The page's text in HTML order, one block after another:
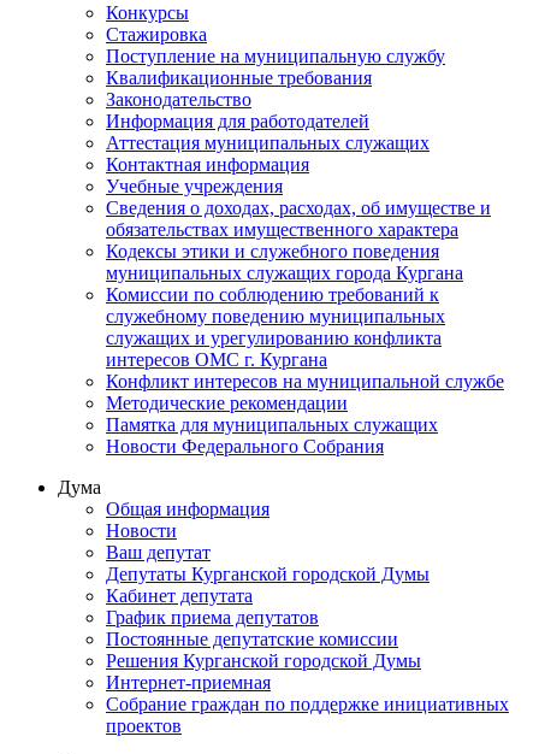
Конкурсы
Стажировка
Поступление на муниципальную службу
Квалификационные требования
Законодательство
Информация для работодателей
Аттестация муниципальных служащих
Контактная информация
Учебные учреждения
Сведения о доходах, расходах, об имуществе и
обязательствах имущественного характера
Кодексы этики и служебного поведения
муниципальных служащих города Кургана
Комиссии по соблюдению требований к
служебному поведению муниципальных
служащих и урегулированию конфликта
интересов ОМС г. Кургана
Конфликт интересов на муниципальной службе
Методические рекомендации
Памятка для муниципальных служащих
Новости Федерального Cобрания
Дума
Общая информация
Новости
Ваш депутат
Депутаты Курганской городской Думы
Кабинет депутата
График приема депутатов
Постоянные депутатские комиссии
Решения Курганской городской Думы
Интернет-приемная
Собрание граждан по поддержке инициативных
проектов